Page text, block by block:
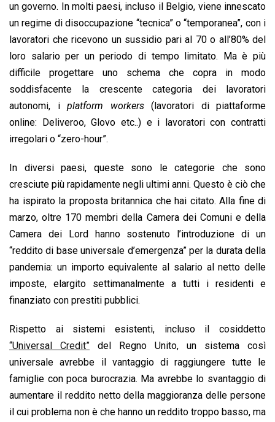
un governo. In molti paesi, incluso il Belgio, viene innescato
un regime di disoccupazione “tecnica” o “temporanea”, con i
lavoratori che ricevono un sussidio pari al 70 o all’80% del
loro salario per un periodo di tempo limitato. Ma è più
difficile progettare uno schema che copra in modo
soddisfacente la crescente categoria dei lavoratori
autonomi, i platform workers(lavoratori di piattaforme
online: Deliveroo, Glovo etc..) e i lavoratori con contratti
irregolari o “zero-hour”.
In diversi paesi, queste sono le categorie che sono
cresciute più rapidamente negli ultimi anni. Questo è ciò che
ha ispirato la proposta britannica che hai citato. Alla fine di
marzo, oltre 170 membri della Camera dei Comuni e della
Camera dei Lord hanno sostenuto l’introduzione di un
“reddito di base universale d’emergenza” per la durata della
pandemia: un importo equivalente al salario al netto delle
imposte, elargito settimanalmente a tutti i residenti e
finanziato con prestiti pubblici.
Rispetto ai sistemi esistenti, incluso il cosiddetto
“Universal Credit” del Regno Unito, un sistema così
universale avrebbe il vantaggio di raggiungere tutte le
famiglie con poca burocrazia. Ma avrebbe lo svantaggio di
aumentare il reddito netto della maggioranza delle persone
il cui problema non è che hanno un reddito troppo basso, ma